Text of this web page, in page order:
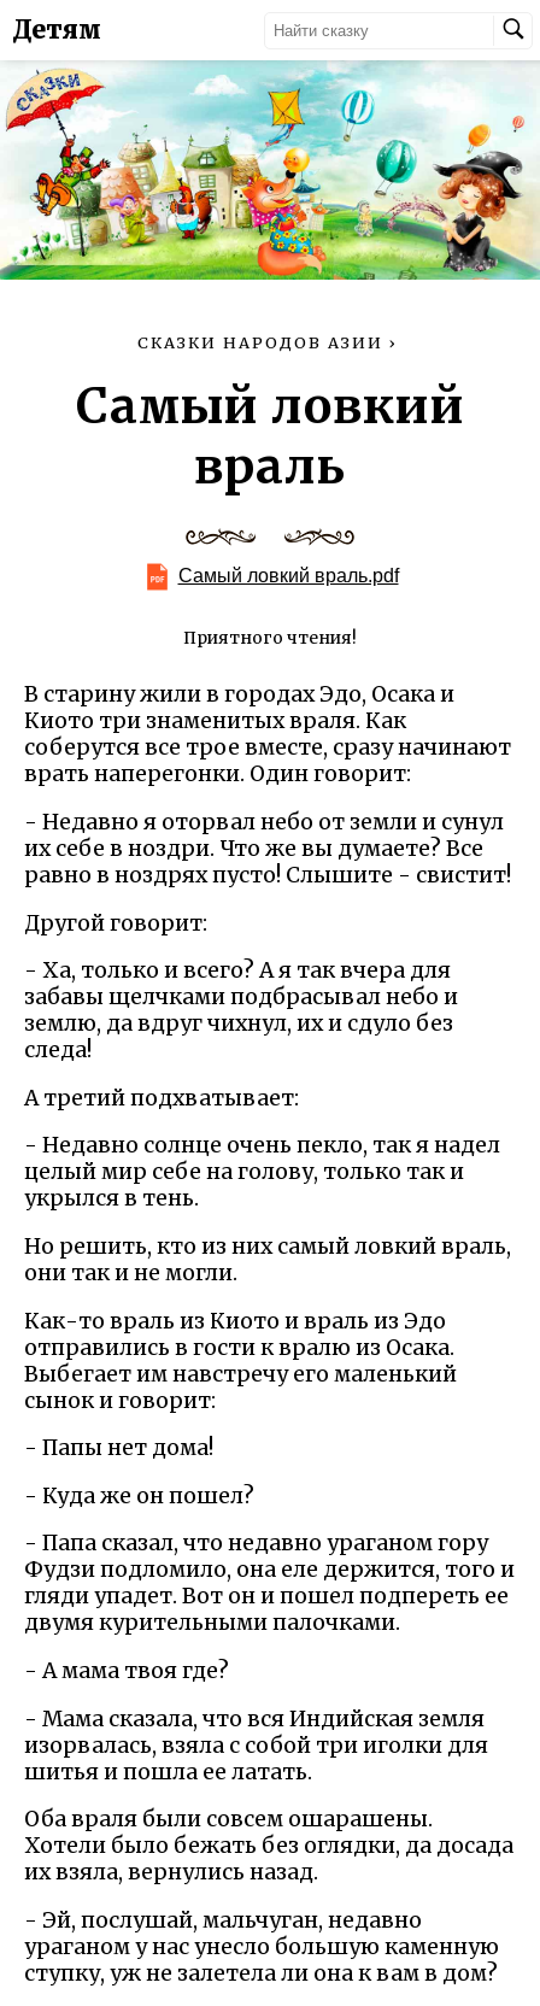
Детям
СКАЗКИ НАРОДОВ АЗИИ ›
Самый ловкий
враль
Самый ловкий враль.pdf
Приятного чтения!
В старину жили в городах Эдо, Осака и
Киото три знаменитых враля. Как
соберутся все трое вместе, сразу начинают
врать наперегонки. Один говорит:
- Недавно я оторвал небо от земли и сунул
их себе в ноздри. Что же вы думаете? Все
равно в ноздрях пусто! Слышите - свистит!
Другой говорит:
- Ха, только и всего? А я так вчера для
забавы щелчками подбрасывал небо и
землю, да вдруг чихнул, их и сдуло без
следа!
А третий подхватывает:
- Недавно солнце очень пекло, так я надел
целый мир себе на голову, только так и
укрылся в тень.
Но решить, кто из них самый ловкий враль,
они так и не могли.
Как-то враль из Киото и враль из Эдо
отправились в гости к вралю из Осака.
Выбегает им навстречу его маленький
сынок и говорит:
- Папы нет дома!
- Куда же он пошел?
- Папа сказал, что недавно ураганом гору
Фудзи подломило, она еле держится, того и
гляди упадет. Вот он и пошел подпереть ее
двумя курительными палочками.
- А мама твоя где?
- Мама сказала, что вся Индийская земля
изорвалась, взяла с собой три иголки для
шитья и пошла ее латать.
Оба враля были совсем ошарашены.
Хотели было бежать без оглядки, да досада
их взяла, вернулись назад.
- Эй, послушай, мальчуган, недавно
ураганом у нас унесло большую каменную
ступку, уж не залетела ли она к вам в дом?